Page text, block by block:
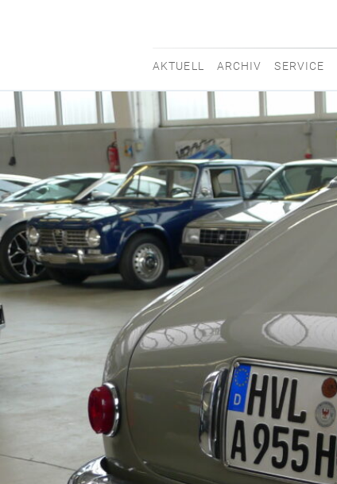
movisti
classic
automobiles
AKTUELL ARCHIV SERVICE